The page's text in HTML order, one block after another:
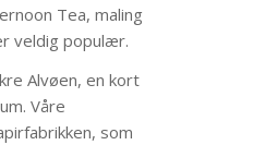
Tea, maling
veldig populær.
Alvøen, en kort
Våre
som